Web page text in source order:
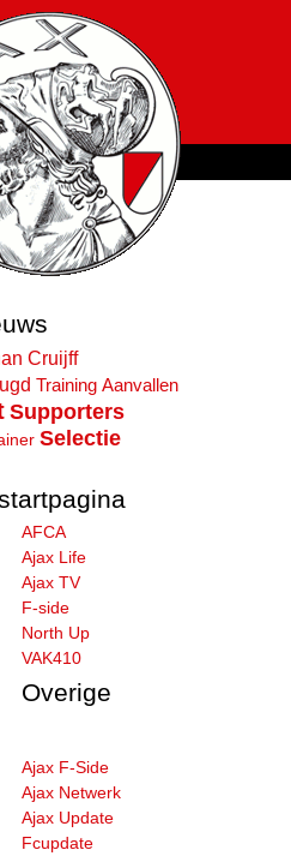
Cruijff
Training Aanvallen
Supporters
Selectie
AFCA
Ajax Life
Ajax TV
F-side
North Up
VAK410
Overige
Ajax F-Side
Ajax Netwerk
Ajax Update
Fcupdate